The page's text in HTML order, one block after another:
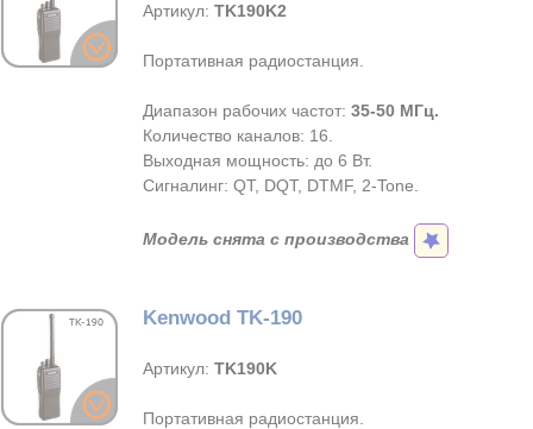
Артикул: TK190K2
Портативная радиостанция.
Диапазон рабочих частот: 35-50 МГц.
Количество каналов: 16.
Выходная мощность: до 6 Вт.
Сигналинг: QT, DQT, DTMF, 2-Tone.
Модель снята с производства
Kenwood TK-190
Артикул: TK190K
Портативная радиостанция.